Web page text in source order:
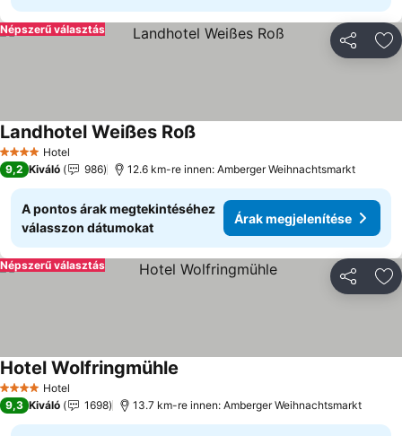
Népszerű választás
4 KategóriaHotel
Landhotel Weißes RoßÁrak megjelenítése
9,2 Kiváló 986 12.6 km-re innen: Amberger Weihnachtsmarkt
A pontos árak megtekintéséhez
válasszon dátumokat
Árak megjelenítése
Népszerű választás
4 KategóriaHotel
Hotel Wolfringmühle
9,3 Kiváló 1698 13.7 km-re innen: Amberger Weihnachtsmarkt